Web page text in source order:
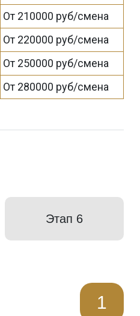
От 210000 руб/смена
От 220000 руб/смена
От 250000 руб/смена
От 280000 руб/смена
Этап 6
1